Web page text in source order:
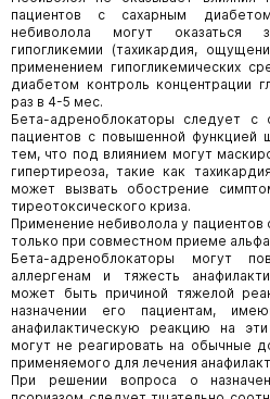
пациентов с сахарным
небиволола могут оказаться
гипогликемии (тахикардия,
применением гипогликемических
диабетом контроль концентрации
раз в 4-5 мес.
Бета-адреноблокаторы следует с
пациентов с повышенной функцией
тем, что под влиянием могут
гипертиреоза, такие как
может вызвать обострение
тиреотоксического криза.
Применение небиволола у
только при совместном приеме
Бета-адреноблокаторы могут
аллергенам и тяжесть
может быть причиной тяжелой
назначении его пациентам,
анафилактическую реакцию на
могут не реагировать на обычные
применяемого для лечения
При решении вопроса о